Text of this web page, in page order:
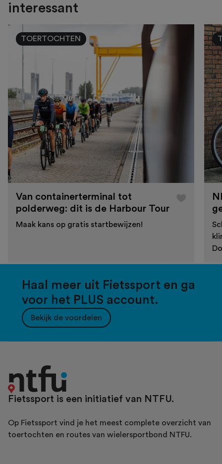
interessant
TOERTOCHTEN
Van containerterminal tot
polderweg: dit is de Harbour Tour
Maak kans op gratis startbewijzen!
Haal meer uit Fietssport en ga
voor het PLUS account.
Bekijk de voordelen
Fietssport is een initiatief van NTFU.
Op Fietssport vind je het meest complete overzicht van
toertochten en routes van wielersportbond NTFU.